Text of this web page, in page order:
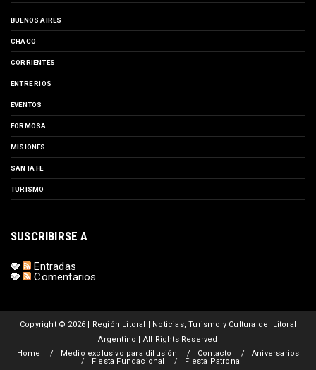
BUENOS AIRES
CHACO
CORRIENTES
ENTRE RIOS
EVENTOS
FORMOSA
MISIONES
SANTA FE
TURISMO
SUSCRIBIRSE A
Entradas
Comentarios
Copyright © 2026 | Región Litoral | Noticias, Turismo y Cultura del Litoral
Argentino | All Rights Reserved
Home
Medio exclusivo para difusión Contacto
Aniversarios
Fiesta Fundacional
Fiesta Patronal